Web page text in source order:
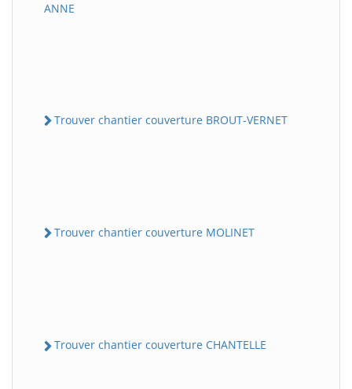
ANNE
Trouver chantier couverture BROUT-VERNET
Trouver chantier couverture MOLINET
Trouver chantier couverture CHANTELLE